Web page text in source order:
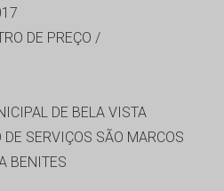
DE PREÇO /
DE BELA VISTA
DE SERVIÇOS SÃO MARCOS
BENITES